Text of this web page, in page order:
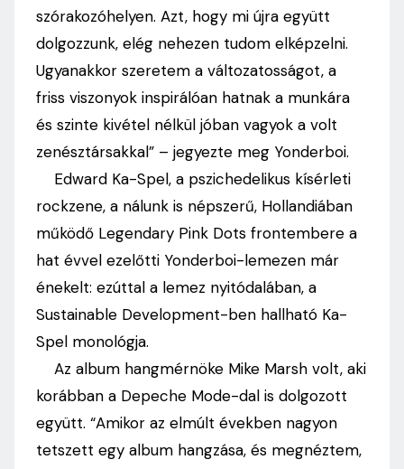
szórakozóhelyen. Azt, hogy mi újra együtt
dolgozzunk, elég nehezen tudom elképzelni.
Ugyanakkor szeretem a változatosságot, a
friss viszonyok inspirálóan hatnak a munkára
és szinte kivétel nélkül jóban vagyok a volt
zenésztársakkal” – jegyezte meg Yonderboi.
Edward Ka-Spel, a pszichedelikus kísérleti
rockzene, a nálunk is népszerű, Hollandiában
működő Legendary Pink Dots frontembere a
hat évvel ezelőtti Yonderboi-lemezen már
énekelt: ezúttal a lemez nyitódalában, a
Sustainable Development-ben hallható Ka-
Spel monológja.
Az album hangmérnöke Mike Marsh volt, aki
korábban a Depeche Mode-dal is dolgozott
együtt. “Amikor az elmúlt években nagyon
tetszett egy album hangzása, és megnéztem,